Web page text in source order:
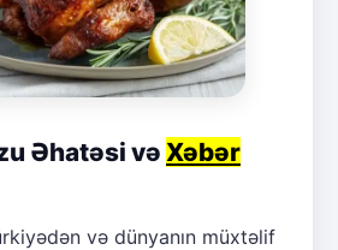
Əhatəsi və Xəbər
və dünyanın müxtəlif